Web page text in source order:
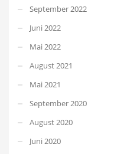
September 2022
Juni 2022
Mai 2022
August 2021
Mai 2021
September 2020
August 2020
Juni 2020